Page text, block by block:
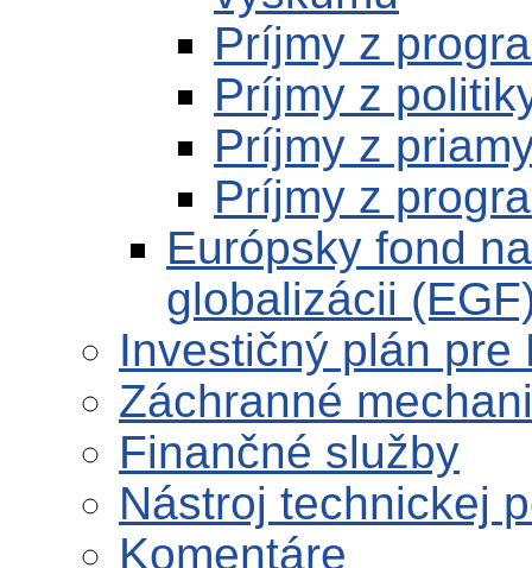
Príjmy z
Príjmy z
Príjmy z
Príjmy z
Európsky fond
globalizácii
Investičný plán pre
Záchranné
Finančné služby
Nástroj technickej
Komentáre